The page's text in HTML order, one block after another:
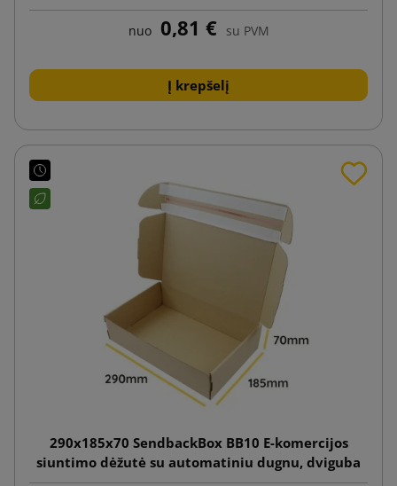
lipnia juostele ir plėšimo juostele
nuo 0,81 € su PVM
Į krepšelį
290x185x70 SendbackBox BB10 E-komercijos
siuntimo dėžutė su automatiniu dugnu, dviguba
lipnia juostele ir plėšimo juostele